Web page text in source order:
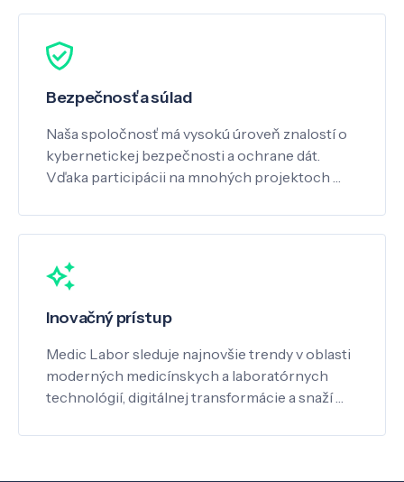
Bezpečnosť a súlad
Naša spoločnosť má vysokú úroveň znalostí o
kybernetickej bezpečnosti a ochrane dát.
Vďaka participácii na mnohých projektoch …
Inovačný prístup
Medic Labor sleduje najnovšie trendy v oblasti
moderných medicínskych a laboratórnych
technológií, digitálnej transformácie a snaží …